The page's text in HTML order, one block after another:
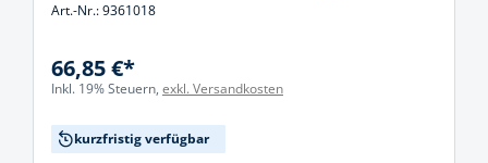
Art.-Nr.: 9361018
66,85 €*
Inkl. 19% Steuern, exkl. Versandkosten
kurzfristig verfügbar